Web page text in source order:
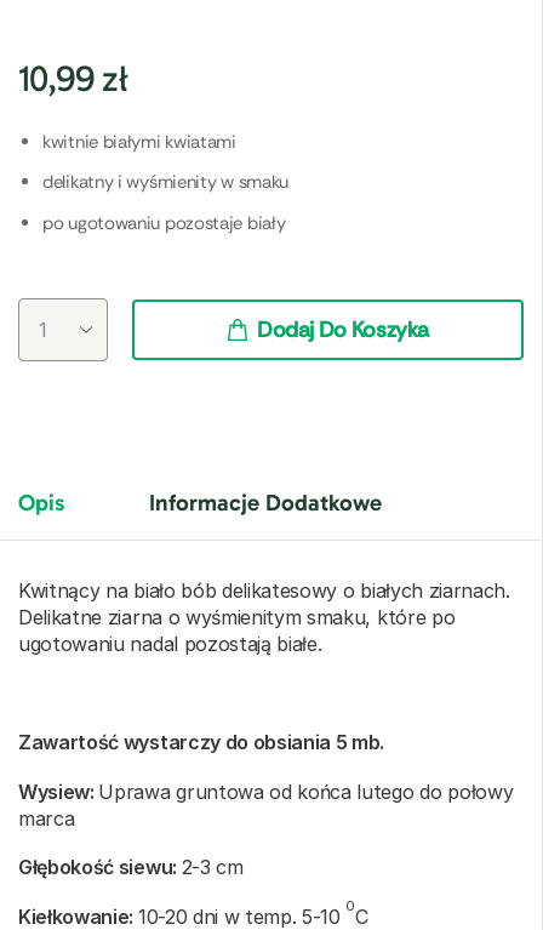
10,99zł
kwitnie białymi kwiatami
delikatny i wyśmienity w smaku
po ugotowaniu pozostaje biały
Dodaj Do Koszyka
Opis Informacje Dodatkowe
Kwitnący na biało bób delikatesowy o białych ziarnach.
Delikatne ziarna o wyśmienitym smaku, które po
ugotowaniu nadal pozostają białe.
Zawartość wystarczy do obsiania 5 mb.
Wysiew: Uprawa gruntowa od końca lutego do połowy
marca
Głębokość siewu: 2-3 cm
Kiełkowanie: 10-20 dni w temp. 5-10 0C